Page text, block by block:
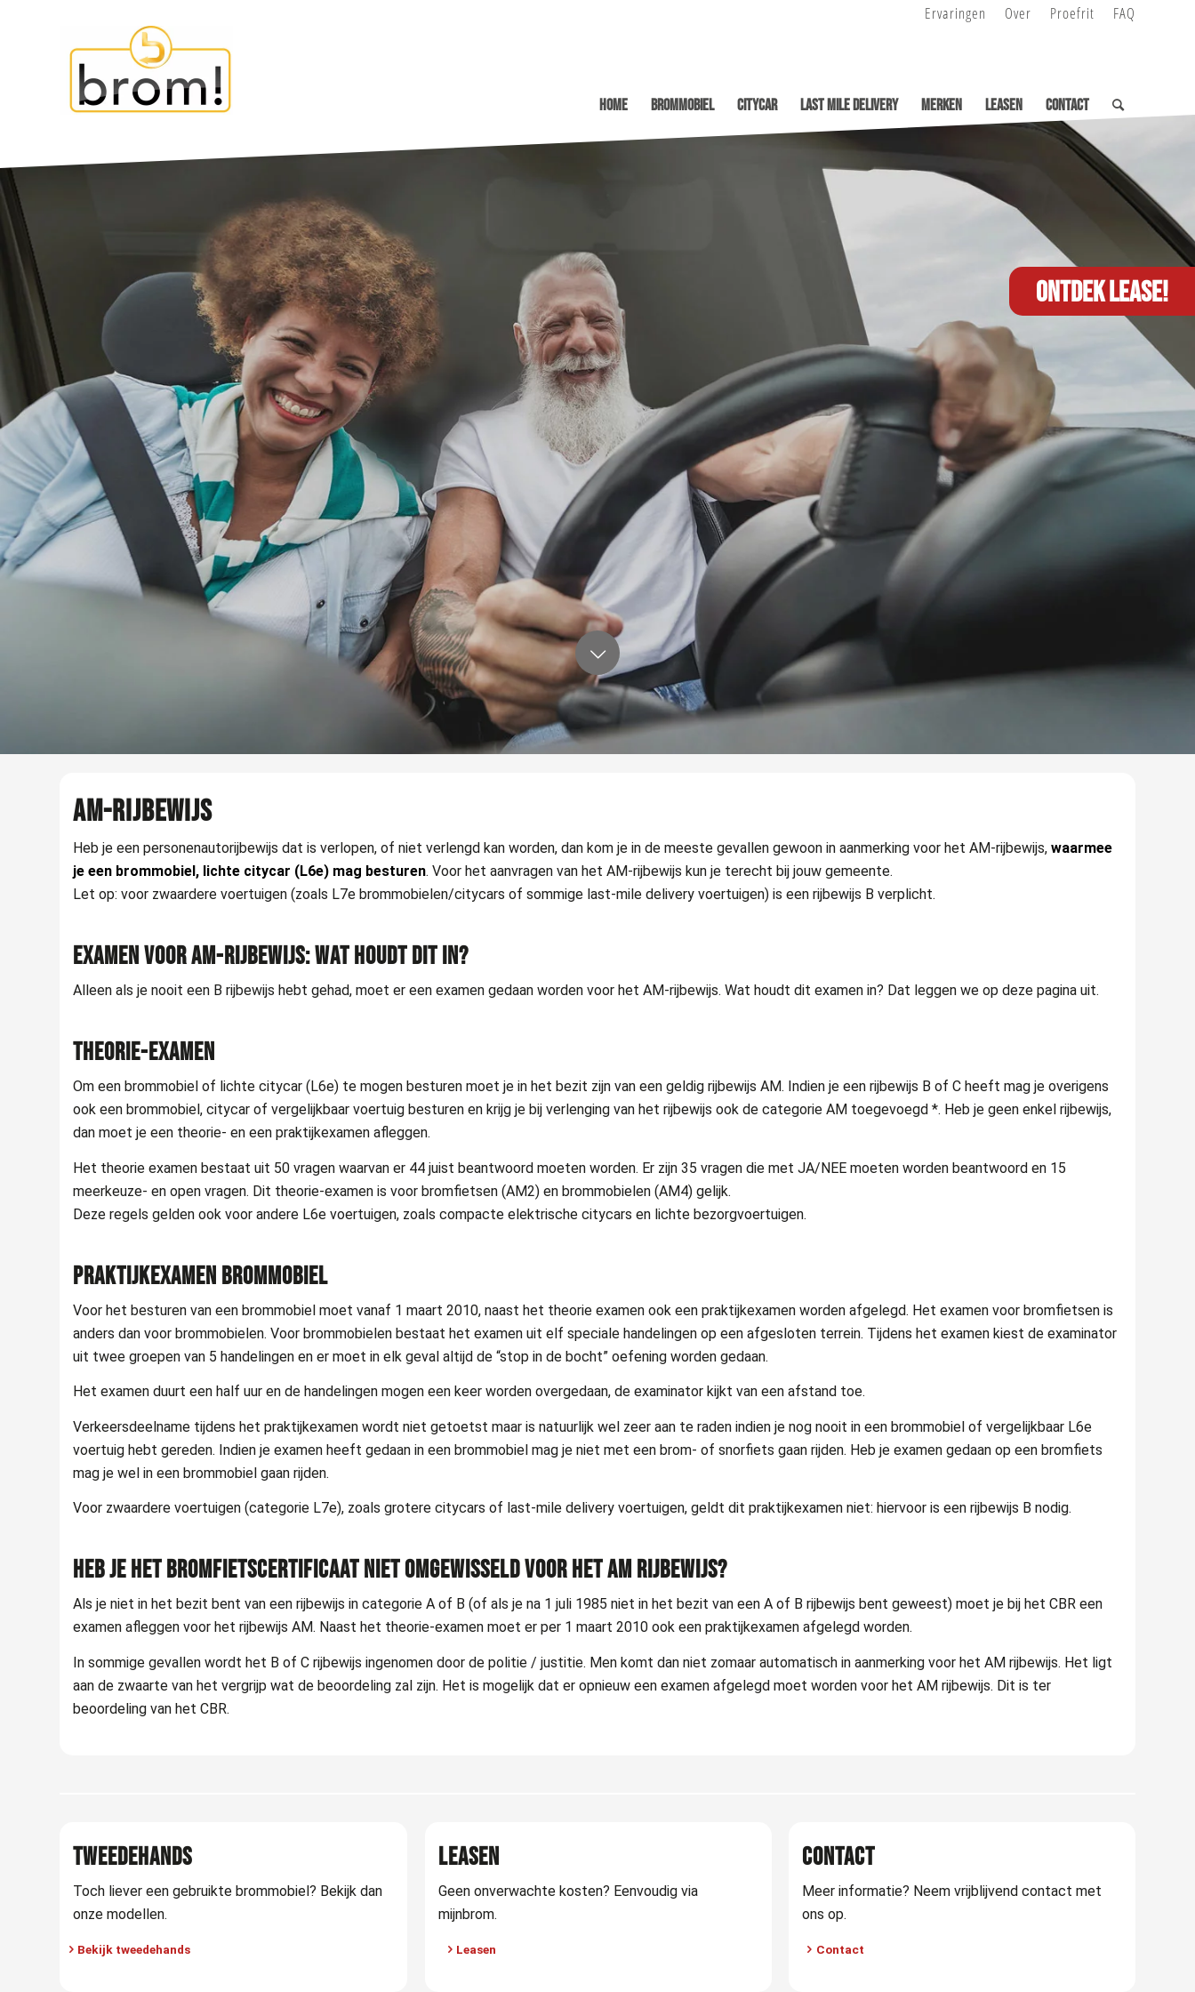
Ervaringen Over Proefrit FAQ
Home Brommobiel Citycar Last Mile Delivery Merken Leasen Contact
Ontdek lease!
AM-RIJBEWIJS
Heb je een personenautorijbewijs dat is verlopen, of niet verlengd kan worden, dan kom je in de meeste gevallen gewoon in aanmerking voor het AM-rijbewijs, waarmee
je een brommobiel, lichte citycar (L6e) mag besturen. Voor het aanvragen van het AM-rijbewijs kun je terecht bij jouw gemeente.
Let op: voor zwaardere voertuigen (zoals L7e brommobielen/citycars of sommige last-mile delivery voertuigen) is een rijbewijs B verplicht.
EXAMEN VOOR AM-RIJBEWIJS: WAT HOUDT DIT IN?
Alleen als je nooit een B rijbewijs hebt gehad, moet er een examen gedaan worden voor het AM-rijbewijs. Wat houdt dit examen in? Dat leggen we op deze pagina uit.
THEORIE-EXAMEN
Om een brommobiel of lichte citycar (L6e) te mogen besturen moet je in het bezit zijn van een geldig rijbewijs AM. Indien je een rijbewijs B of C heeft mag je overigens
ook een brommobiel, citycar of vergelijkbaar voertuig besturen en krijg je bij verlenging van het rijbewijs ook de categorie AM toegevoegd *. Heb je geen enkel rijbewijs,
dan moet je een theorie- en een praktijkexamen afleggen.
Het theorie examen bestaat uit 50 vragen waarvan er 44 juist beantwoord moeten worden. Er zijn 35 vragen die met JA/NEE moeten worden beantwoord en 15
meerkeuze- en open vragen. Dit theorie-examen is voor bromfietsen (AM2) en brommobielen (AM4) gelijk.
Deze regels gelden ook voor andere L6e voertuigen, zoals compacte elektrische citycars en lichte bezorgvoertuigen.
PRAKTIJKEXAMEN BROMMOBIEL
Voor het besturen van een brommobiel moet vanaf 1 maart 2010, naast het theorie examen ook een praktijkexamen worden afgelegd. Het examen voor bromfietsen is
anders dan voor brommobielen. Voor brommobielen bestaat het examen uit elf speciale handelingen op een afgesloten terrein. Tijdens het examen kiest de examinator
uit twee groepen van 5 handelingen en er moet in elk geval altijd de “stop in de bocht” oefening worden gedaan.
Het examen duurt een half uur en de handelingen mogen een keer worden overgedaan, de examinator kijkt van een afstand toe.
Verkeersdeelname tijdens het praktijkexamen wordt niet getoetst maar is natuurlijk wel zeer aan te raden indien je nog nooit in een brommobiel of vergelijkbaar L6e
voertuig hebt gereden. Indien je examen heeft gedaan in een brommobiel mag je niet met een brom- of snorfiets gaan rijden. Heb je examen gedaan op een bromfiets
mag je wel in een brommobiel gaan rijden.
Voor zwaardere voertuigen (categorie L7e), zoals grotere citycars of last-mile delivery voertuigen, geldt dit praktijkexamen niet: hiervoor is een rijbewijs B nodig.
HEB JE HET BROMFIETSCERTIFICAAT NIET OMGEWISSELD VOOR HET AM RIJBEWIJS?
Als je niet in het bezit bent van een rijbewijs in categorie A of B (of als je na 1 juli 1985 niet in het bezit van een A of B rijbewijs bent geweest) moet je bij het CBR een
examen afleggen voor het rijbewijs AM. Naast het theorie-examen moet er per 1 maart 2010 ook een praktijkexamen afgelegd worden.
In sommige gevallen wordt het B of C rijbewijs ingenomen door de politie / justitie. Men komt dan niet zomaar automatisch in aanmerking voor het AM rijbewijs. Het ligt
aan de zwaarte van het vergrijp wat de beoordeling zal zijn. Het is mogelijk dat er opnieuw een examen afgelegd moet worden voor het AM rijbewijs. Dit is ter
beoordeling van het CBR.
TWEEDEHANDS
Toch liever een gebruikte brommobiel? Bekijk dan
onze modellen.
Bekijk tweedehands
LEASEN
Geen onverwachte kosten? Eenvoudig via
mijnbrom.
Leasen
CONTACT
Meer informatie? Neem vrijblijvend contact met
ons op.
Contact